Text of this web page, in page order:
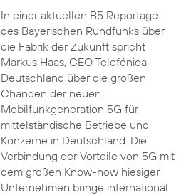
In einer aktuellen B5 Reportage
des Bayerischen Rundfunks über
die Fabrik der Zukunft spricht
Markus Haas, CEO Telefónica
Deutschland über die großen
Chancen der neuen
Mobilfunkgeneration 5G für
mittelständische Betriebe und
Konzerne in Deutschland. Die
Verbindung der Vorteile von 5G mit
dem großen Know-how hiesiger
Unternehmen bringe international